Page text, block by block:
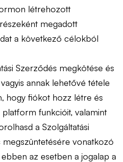
létrehozott
megadott
a következő célokból
Szerződés megkötése és
annak lehetővé tétele
hogy fiókot hozz létre és
platform funkcióit, valamint
a Szolgáltatási
megszüntetésére vonatkozó
az esetben a jogalap a